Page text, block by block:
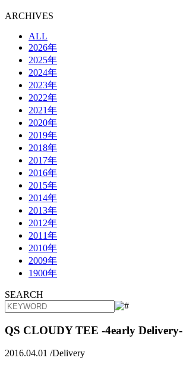
ARCHIVES
ALL
2026年
2025年
2024年
2023年
2022年
2021年
2020年
2019年
2018年
2017年
2016年
2015年
2014年
2013年
2012年
2011年
2010年
2009年
1900年
SEARCH
QS CLOUDY TEE -4early Delivery-
2016.04.01 /Delivery